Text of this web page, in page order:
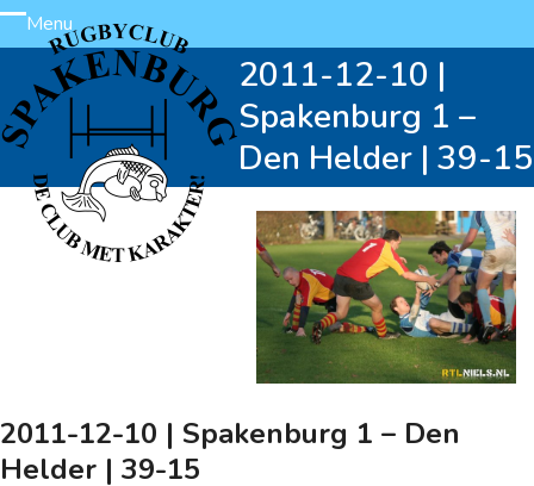
Skip
to
content
Menu
Open
mobile
menu
Close
mobile
menu
2011-12-10 |
Spakenburg 1 –
Den Helder | 39-15
2011-12-10 | Spakenburg 1 – Den
Helder | 39-15